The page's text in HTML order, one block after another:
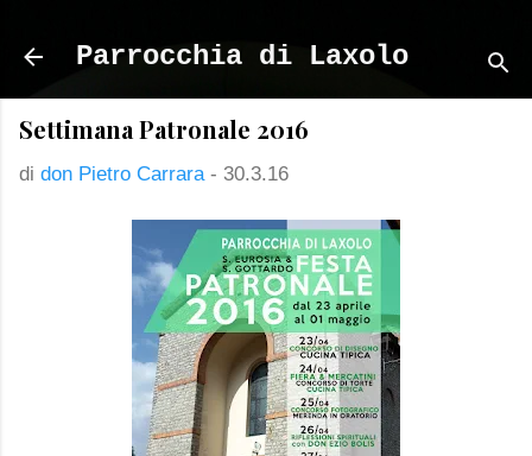
Parrocchia di Laxolo
Settimana Patronale 2016
di don Pietro Carrara - 30.3.16